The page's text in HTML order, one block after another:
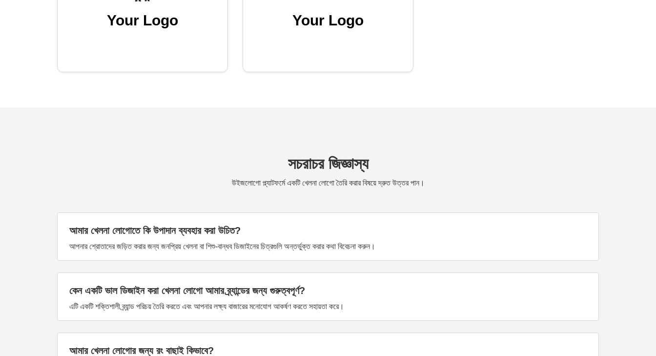
Your Logo Your Logo
সচরাচর জিজ্ঞাস্য
উইজলোগো প্ল্যাটফর্মে একটি খেলনা লোগো তৈরি করার বিষয়ে দ্রুত উত্তর পান।
আমার খেলনা লোগোতে কি উপাদান ব্যবহার করা উচিত?
আপনার শ্রোতাদের জড়িত করার জন্য জনপ্রিয় খেলনা বা শিশু-বান্ধব ডিজাইনের চিত্রগুলি অন্তর্ভুক্ত করার কথা বিবেচনা করুন।
কেন একটি ভাল ডিজাইন করা খেলনা লোগো আমার ব্র্যান্ডের জন্য গুরুত্বপূর্ণ?
এটি একটি শক্তিশালী ব্র্যান্ড পরিচয় তৈরি করতে এবং আপনার লক্ষ্য বাজারের মনোযোগ আকর্ষণ করতে সহায়তা করে।
আমার খেলনা লোগোর জন্য রং বাছাই কিভাবে?